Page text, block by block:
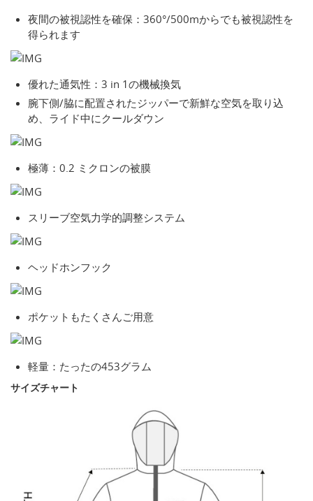
夜間の被視認性を確保：360°/500mからでも被視認性を
得られます
優れた通気性：3 in 1の機械換気
腕下側/脇に配置されたジッパーで新鮮な空気を取り込
め、ライド中にクールダウン
極薄：0.2 ミクロンの被膜
スリーブ空気力学的調整システム
ヘッドホンフック
ポケットもたくさんご用意
軽量：たったの453グラム
サイズチャート